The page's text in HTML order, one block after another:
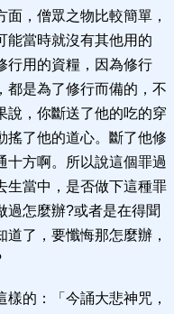
，僧眾之物比較簡單，
能當時就沒有其他用的
行用的資糧，因為修行
都是為了修行而備的，不
說，你斷送了他的吃的穿
搖了他的道心。斷了他修
十方啊。所以說這個罪過
生當中，是否做下這種罪
過怎麼辦?或者是在得聞
了，要懺悔那怎麼辦，
的：「今誦大悲神咒，